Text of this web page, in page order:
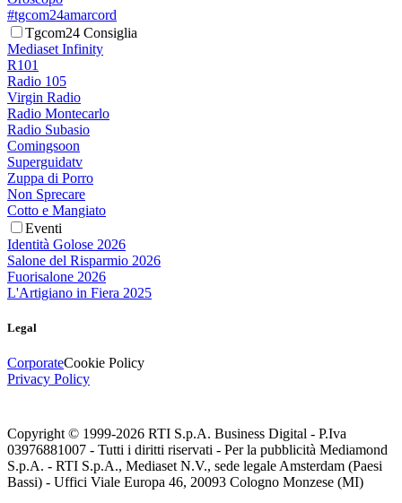
#tgcom24amarcord
Tgcom24 Consiglia
Mediaset Infinity
R101
Radio 105
Virgin Radio
Radio Montecarlo
Radio Subasio
Comingsoon
Superguidatv
Zuppa di Porro
Non Sprecare
Cotto e Mangiato
Eventi
Identità Golose 2026
Salone del Risparmio 2026
Fuorisalone 2026
L'Artigiano in Fiera 2025
Legal
CorporateCookie Policy
Privacy Policy
Copyright © 1999-2026 RTI S.p.A. Business Digital - P.Iva
03976881007 - Tutti i diritti riservati - Per la pubblicità Mediamond
S.p.A. - RTI S.p.A., Mediaset N.V., sede legale Amsterdam (Paesi
Bassi) - Uffici Viale Europa 46, 20093 Cologno Monzese (MI)